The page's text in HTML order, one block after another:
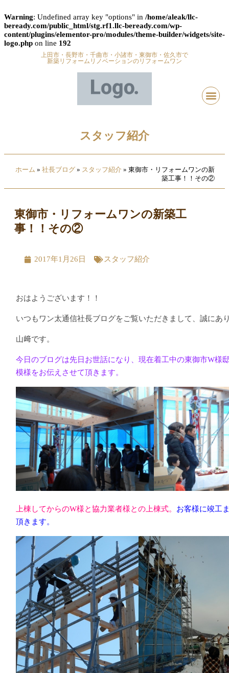
Warning: Undefined array key "options" in /home/aleak/llc-
beready.com/public_html/stg.rf1.llc-beready.com/wp-
content/plugins/elementor-pro/modules/theme-builder/widgets/site-
logo.php on line 192
上田市・長野市・千曲市・小諸市・東御市・佐久市で
新築リフォームリノベーションのリフォームワン
スタッフ紹介
ホーム » 社長ブログ » スタッフ紹介 » 東御市・リフォームワンの新
築工事！！その②
東御市・リフォームワンの新築工
事！！その②
2017年1月26日 スタッフ紹介
おはようございます！！
いつもワン太通信社長ブログをご覧いただきまして、誠にあ
山﨑です。
今日のブログは先日お世話になり、現在着工中の東御市W様
模様をお伝えさせて頂きます。
上棟してからのW様と協力業者様との上棟式。 お客様に竣工
頂きます。